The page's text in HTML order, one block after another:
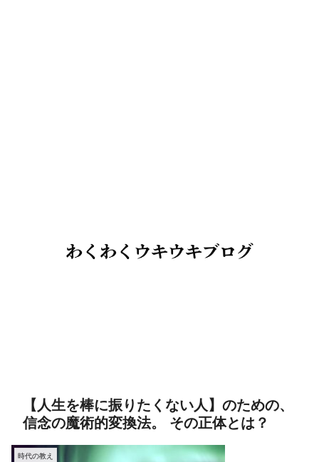
【人生を棒に振りたくない人】のための、
信念の魔術的変換法。 その正体とは？
時代の教え